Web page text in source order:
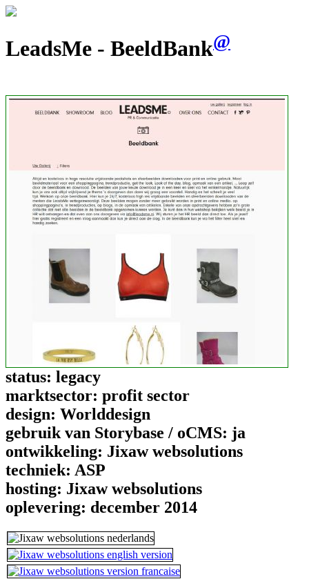
LeadsMe - BeeldBank@
status: legacy
marktsector: profit sector
design: Worlddesign
gebruik van Storybase / oCMS: ja
ontwikkeling: Jixaw websolutions
techniek: ASP
hosting: Jixaw websolutions
oplevering: december 2014